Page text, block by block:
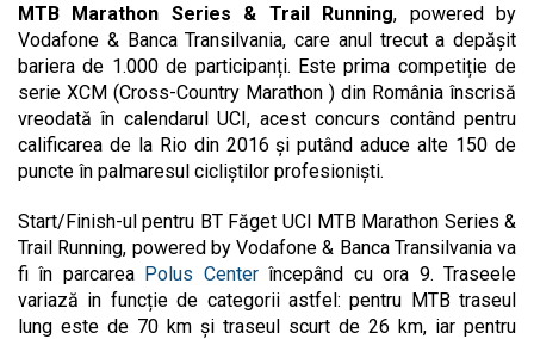
MTB Marathon Series & Trail Running, powered by
Vodafone & Banca Transilvania, care anul trecut a depășit
bariera de 1.000 de participanți. Este prima competiție de
serie XCM (Cross-Country Marathon ) din România înscrisă
vreodată în calendarul UCI, acest concurs contând pentru
calificarea de la Rio din 2016 și putând aduce alte 150 de
puncte în palmaresul cicliștilor profesioniști.
Start/Finish-ul pentru BT Făget UCI MTB Marathon Series &
Trail Running, powered by Vodafone & Banca Transilvania va
fi în parcarea Polus Centerîncepând cu ora 9. Traseele
variază in funcție de categorii astfel: pentru MTB traseul
lung este de 70 km și traseul scurt de 26 km, iar pentru